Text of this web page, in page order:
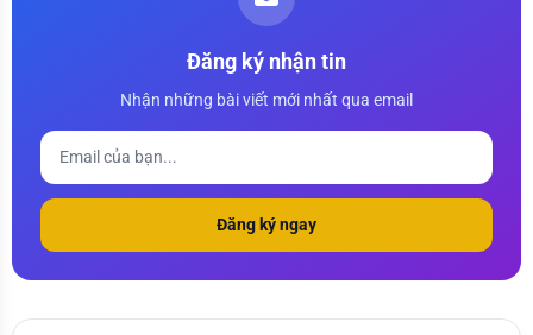
Đăng ký nhận tin
Nhận những bài viết mới nhất qua email
Đăng ký ngay